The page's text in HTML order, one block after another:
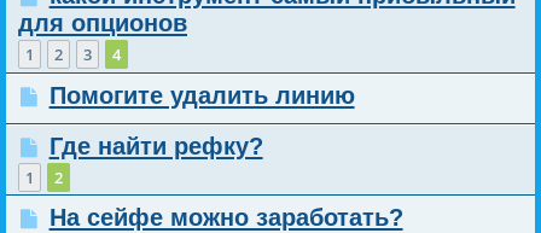
для опционов
1 2 3 4
Помогите удалить линию
Где найти рефку?
1 2
На сейфе можно заработать?